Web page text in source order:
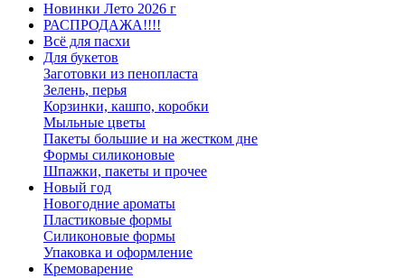
Новинки Лето 2026 г
РАСПРОДАЖА!!!!
Всё для пасхи
Для букетов
Заготовки из пенопласта
Зелень, перья
Корзинки, кашпо, коробки
Мыльные цветы
Пакеты большие и на жестком дне
Формы силиконовые
Шпажки, пакеты и прочее
Новый год
Новогодние ароматы
Пластиковые формы
Силиконовые формы
Упаковка и оформление
Кремоварение